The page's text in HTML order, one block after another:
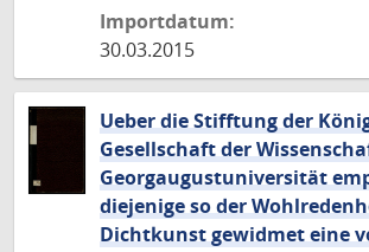
Importdatum:
30.03.2015
Ueber die Stifftung der
Gesellschaft der
Georgaugustuniversität
diejenige so der
Dichtkunst gewidmet eine